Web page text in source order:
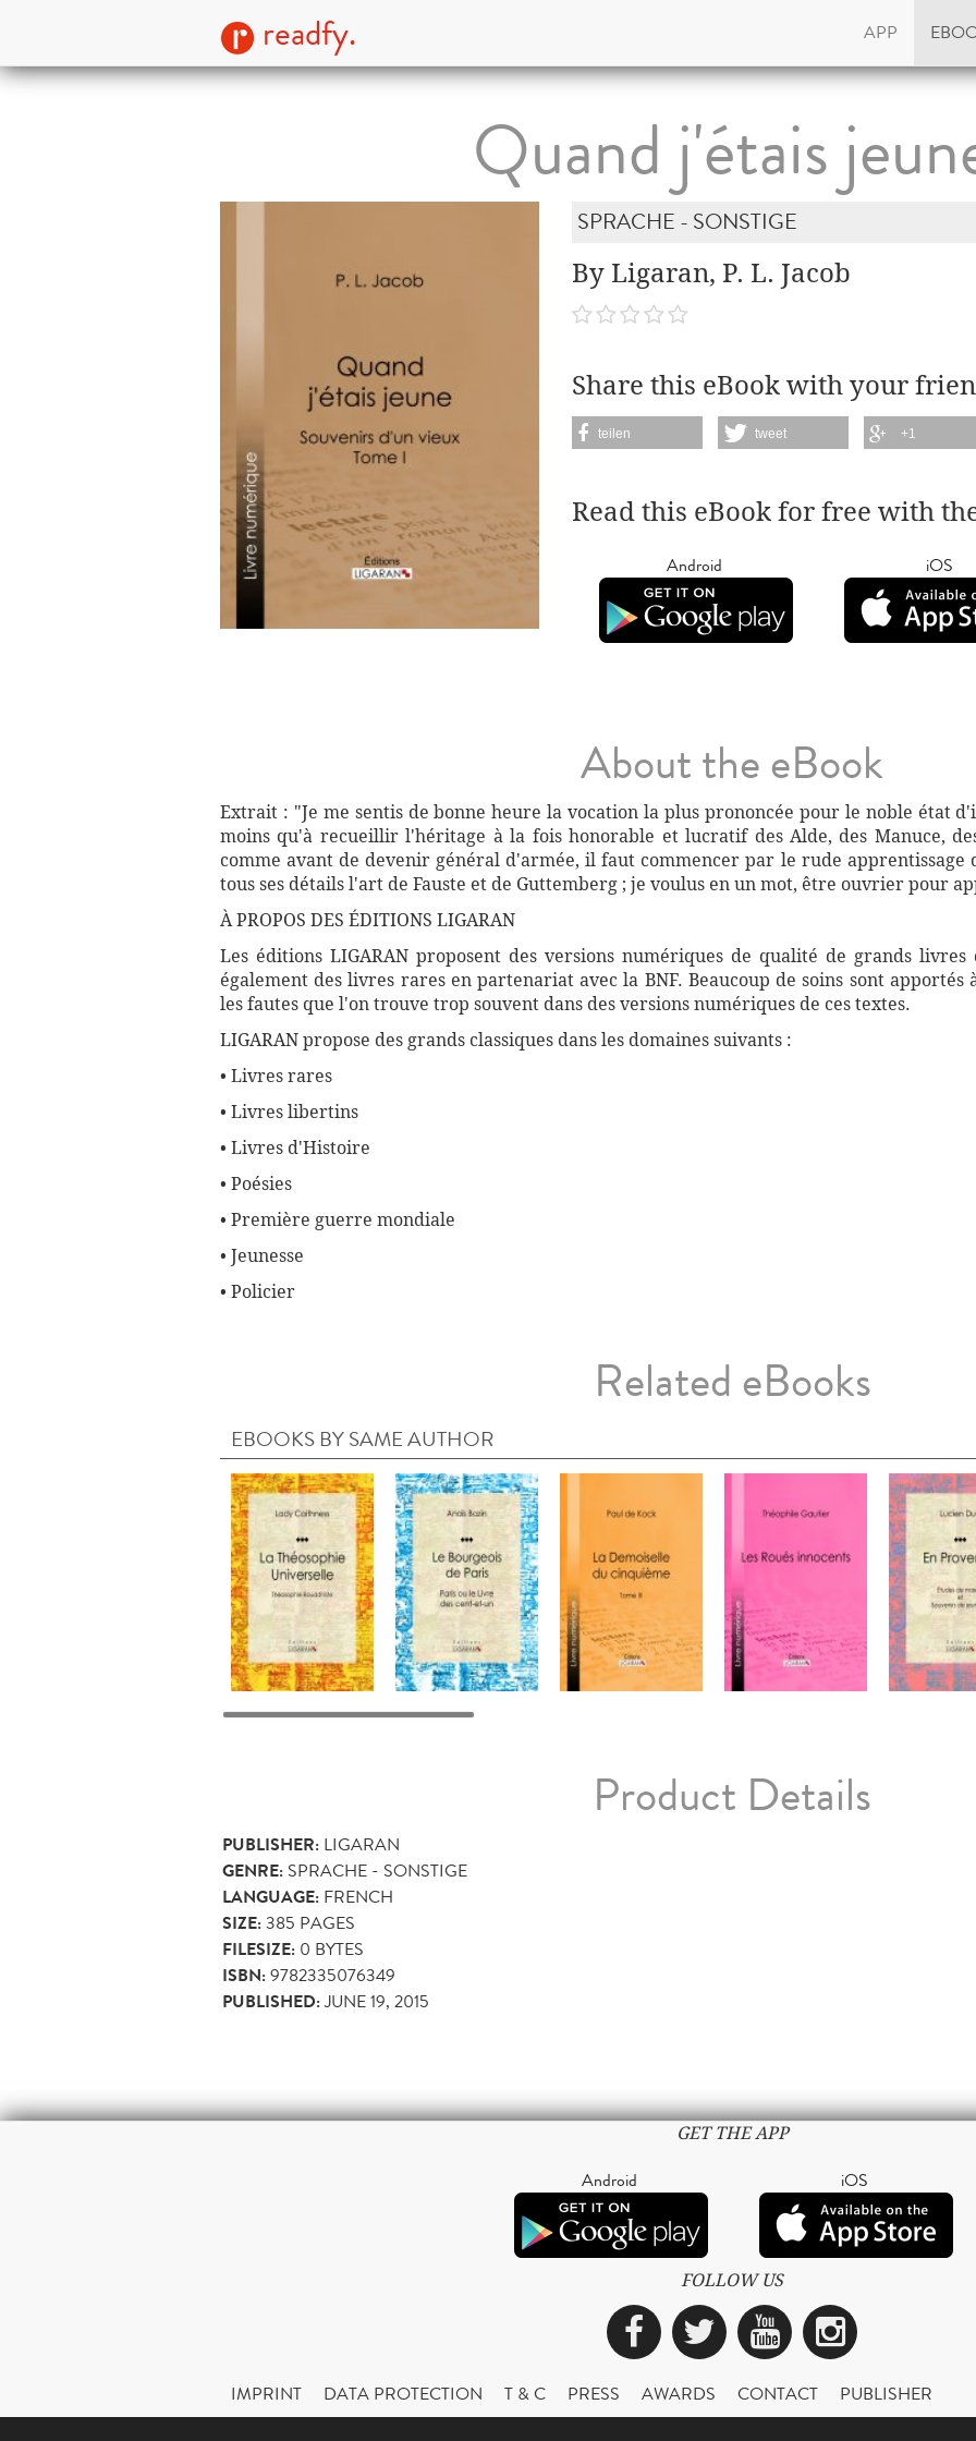
readfy. APP
Quand j'étais
SPRACHE - SONSTIGE
By Ligaran, P. L. Jacob
Share this eBook with your
teilen tweet +1
Read this eBook for free with
Android iOS
About the eBook
Extrait : "Je me sentis de bonne heure la vocation la plus prononcée pour le noble état
moins qu'à recueillir l'héritage à la fois honorable et lucratif des Alde, des Manuce,
comme avant de devenir général d'armée, il faut commencer par le rude apprentissage
tous ses détails l'art de Fauste et de Guttemberg ; je voulus en un mot, être ouvrier pour
À PROPOS DES ÉDITIONS LIGARAN
Les éditions LIGARAN proposent des versions numériques de qualité de grands
également des livres rares en partenariat avec la BNF. Beaucoup de soins sont
les fautes que l'on trouve trop souvent dans des versions numériques de ces textes.
LIGARAN propose des grands classiques dans les domaines suivants :
• Livres rares
• Livres libertins
• Livres d'Histoire
• Poésies
• Première guerre mondiale
• Jeunesse
• Policier
Related eBooks
EBOOKS BY SAME AUTHOR
Product Details
PUBLISHER: LIGARAN
GENRE: SPRACHE - SONSTIGE
LANGUAGE: FRENCH
SIZE:385 PAGES
FILESIZE: 0 BYTES
ISBN:9782335076349
PUBLISHED:JUNE 19, 2015
GET THE APP
Android iOS
FOLLOW US
Facebook
TwitterYouTubeInstagram
IMPRINT DATA PROTECTION T & C PRESS AWARDS CONTACT PUBLISHER